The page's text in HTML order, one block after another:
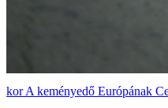
A keményedő Európának